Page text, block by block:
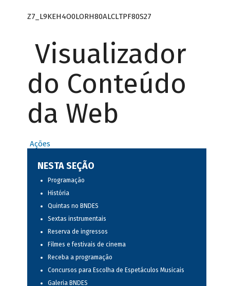
Z7_L9KEH4O0LORH80ALCLTPF80S27
Visualizador
do Conteúdo
da Web
Ações
NESTA SEÇÃO
Programação
História
Quintas no BNDES
Sextas instrumentais
Reserva de ingressos
Filmes e festivais de cinema
Receba a programação
Concursos para Escolha de Espetáculos Musicais
Galeria BNDES